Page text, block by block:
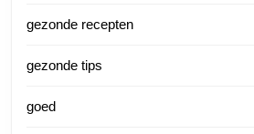
gezonde recepten
gezonde tips
goed